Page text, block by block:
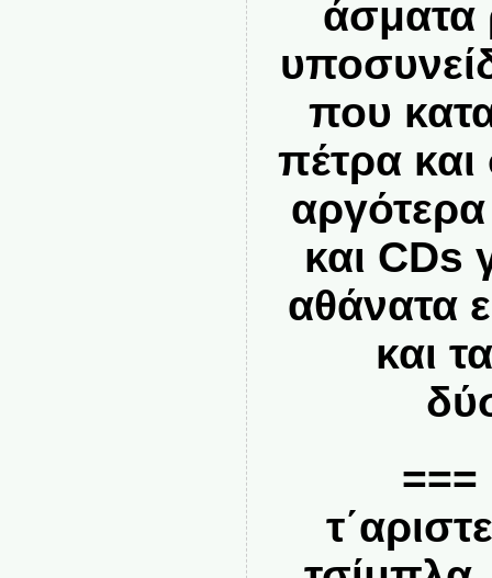
άσματα
που
πέτρα
αργότερα
και CDs
αθάνατα
και
===